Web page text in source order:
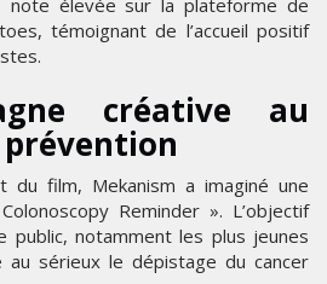
note élevée sur la plateforme de
témoignant de l’accueil positif
créative au
du film, Mekanism a imaginé une
Reminder ». L’objectif
public, notamment les plus jeunes
au sérieux le dépistage du cancer